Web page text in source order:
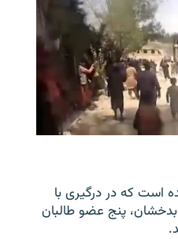
است که در درگیری با
بدخشان، پنج عضو طالبان